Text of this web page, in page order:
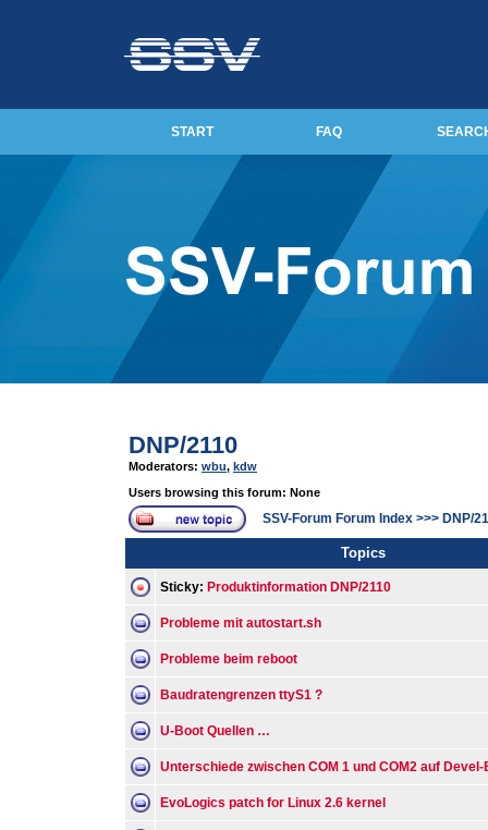
START FAQ
DNP/2110
Moderators: wbu, kdw
Users browsing this forum: None
SSV-Forum Forum Index >>> DNP/
Topics
Sticky: Produktinformation DNP/2110
Probleme mit autostart.sh
Probleme beim reboot
Baudratengrenzen ttyS1 ?
U-Boot Quellen …
Unterschiede zwischen COM 1 und COM2 auf
EvoLogics patch for Linux 2.6 kernel